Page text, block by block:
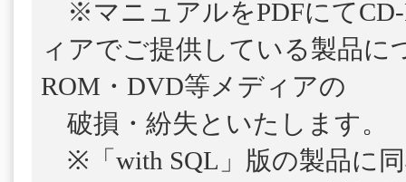
※マニュアルをPDFにてCD-
ィアでご提供している製品に
ROM・DVD等メディアの
破損・紛失といたします。
※「with SQL」版の製品に